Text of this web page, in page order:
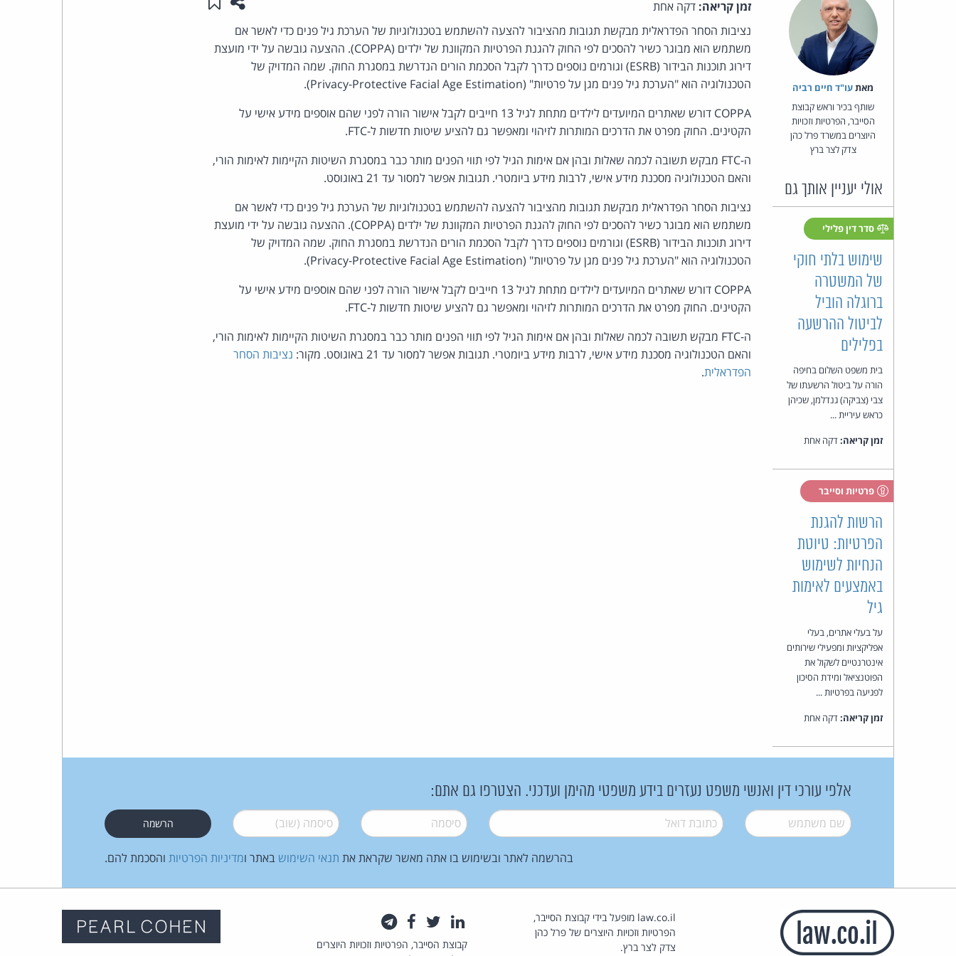
מאת‏עו"ד חיים רביה
שותף בכיר וראש קבוצת
הסייבר, הפרטיות וזכויות
היוצרים במשרד פרל כהן
צדק לצר ברץ
אולי יעניין אותך גם
סדר דין פלילי
שימוש בלתי חוקי
של המשטרה
ברוגלה הוביל
לביטול ההרשעה
בפלילים
בית משפט השלום בחיפה
הורה על ביטול הרשעתו של
צבי (צביקה) גנדלמן, שכיהן
כראש עיריית ...
זמן קריאה:דקה אחת
פרטיות וסייבר
הרשות להגנת
הפרטיות: טיוטת
הנחיות לשימוש
באמצעים לאימות
גיל
על בעלי אתרים, בעלי
אפליקציות ומפעילי שירותים
אינטרנטיים לשקול את
הפוטנציאל ומידת הסיכון
לפגיעה בפרטיות ...
זמן קריאה:דקה אחת
זמן קריאה: דקה אחת
נציבות הסחר הפדראלית מבקשת תגובות מהציבור להצעה להשתמש בטכנולוגיות של הערכת גיל פנים כדי לאשר אם
משתמש הוא מבוגר כשיר להסכים לפי החוק להגנת הפרטיות המקוונת של ילדים (COPPA). ההצעה גובשה על ידי מועצת
דירוג תוכנות הבידור (ESRB) וגורמים נוספים כדרך לקבל הסכמת הורים הנדרשת במסגרת החוק. שמה המדויק של
הטכנולוגיה הוא "הערכת גיל פנים מגן על פרטיות" (Privacy-Protective Facial Age Estimation).
COPPA דורש שאתרים המיועדים לילדים מתחת לגיל 13 חייבים לקבל אישור הורה לפני שהם אוספים מידע אישי על
הקטינים. החוק מפרט את הדרכים המותרות לזיהוי ומאפשר גם להציע שיטות חדשות ל-FTC.
ה-FTC מבקש תשובה לכמה שאלות ובהן אם אימות הגיל לפי תווי הפנים מותר כבר במסגרת השיטות הקיימות לאימות הורי,
והאם הטכנולוגיה מסכנת מידע אישי, לרבות מידע ביומטרי. תגובות אפשר למסור עד 21 באוגוסט.
נציבות הסחר הפדראלית מבקשת תגובות מהציבור להצעה להשתמש בטכנולוגיות של הערכת גיל פנים כדי לאשר אם
משתמש הוא מבוגר כשיר להסכים לפי החוק להגנת הפרטיות המקוונת של ילדים (COPPA). ההצעה גובשה על ידי מועצת
דירוג תוכנות הבידור (ESRB) וגורמים נוספים כדרך לקבל הסכמת הורים הנדרשת במסגרת החוק. שמה המדויק של
הטכנולוגיה הוא "הערכת גיל פנים מגן על פרטיות" (Privacy-Protective Facial Age Estimation).
COPPA דורש שאתרים המיועדים לילדים מתחת לגיל 13 חייבים לקבל אישור הורה לפני שהם אוספים מידע אישי על
הקטינים. החוק מפרט את הדרכים המותרות לזיהוי ומאפשר גם להציע שיטות חדשות ל-FTC.
ה-FTC מבקש תשובה לכמה שאלות ובהן אם אימות הגיל לפי תווי הפנים מותר כבר במסגרת השיטות הקיימות לאימות הורי,
והאם הטכנולוגיה מסכנת מידע אישי, לרבות מידע ביומטרי. תגובות אפשר למסור עד 21 באוגוסט. מקור:
נציבות הסחר
הפדראלית.
אלפי עורכי דין ואנשי משפט נעזרים בידע משפטי מהימן ועדכני. הצטרפו גם אתם:
שם משתמש* דואל* סיסמה* סיסמה (שוב)*
בהרשמה לאתר ובשימוש בו אתה מאשר שקראת את תנאי השימוש באתר ומדיניות הפרטיות והסכמת להם.
law.co.il מופעל בידי קבוצת הסייבר,
הפרטיות וזכויות היוצרים של פרל כהן
צדק לצר ברץ.
לינקדאין
טוויטרפייסבוק
קבוצת הסייבר, הפרטיות וזכויות היוצרים